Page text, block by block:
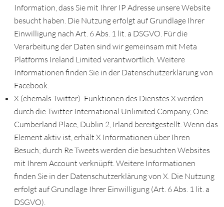
Information, dass Sie mit Ihrer IP Adresse unsere Website
besucht haben. Die Nutzung erfolgt auf Grundlage Ihrer
Einwilligung nach Art. 6 Abs. 1 lit. a DSGVO. Für die
Verarbeitung der Daten sind wir gemeinsam mit Meta
Platforms Ireland Limited verantwortlich. Weitere
Informationen finden Sie in der Datenschutzerklärung von
Facebook.
X (ehemals Twitter): Funktionen des Dienstes X werden
durch die Twitter International Unlimited Company, One
Cumberland Place, Dublin 2, Irland bereitgestellt. Wenn das
Element aktiv ist, erhält X Informationen über Ihren
Besuch; durch Re Tweets werden die besuchten Websites
mit Ihrem Account verknüpft. Weitere Informationen
finden Sie in der Datenschutzerklärung von X. Die Nutzung
erfolgt auf Grundlage Ihrer Einwilligung (Art. 6 Abs. 1 lit. a
DSGVO).